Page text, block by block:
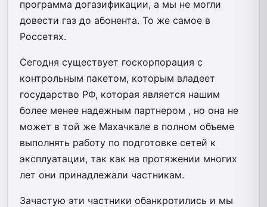
программа догазификации, а мы не могли
довести газ до абонента. То же самое в
Россетях.
Сегодня существует госкорпорация с
контрольным пакетом, которым владеет
государство РФ, которая является нашим
более менее надежным партнером , но она не
может в той же Махачкале в полном объеме
выполнять работу по подготовке сетей к
эксплуатации, так как на протяжении многих
лет они принадлежали частникам.
Зачастую эти частники обанкротились и мы